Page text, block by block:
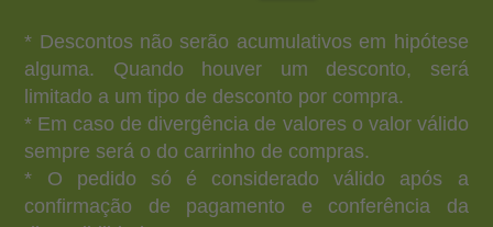
* Descontos não serão acumulativos em hipótese
alguma. Quando houver um desconto, será
limitado a um tipo de desconto por compra.
* Em caso de divergência de valores o valor válido
sempre será o do carrinho de compras.
* O pedido só é considerado válido após a
confirmação de pagamento e conferência da